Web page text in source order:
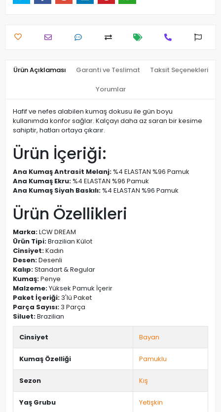
Ürün Açıklaması Garanti ve Teslimat Taksit Seçenekleri
Yorumlar
Hafif ve nefes alabilen kumaş dokusu ile gün boyu
kullanımda konfor sağlar. Kalçayı daha az saran bir kesime
sahiptir, hatları ortaya çıkarır.
Ürün İçeriği:
Ana Kumaş Antrasit Melanj: %4 ELASTAN %96 Pamuk
Ana Kumaş Ekru: %4 ELASTAN %96 Pamuk
Ana Kumaş Siyah Baskılı: %4 ELASTAN %96 Pamuk
Ürün Özellikleri
Marka:LCW DREAM
Ürün Tipi:Brazilian Külot
Cinsiyet:Kadın
Desen:Desenli
Kalıp:Standart & Regular
Kumaş:Penye
Malzeme:Yüksek Pamuk İçerir
Paket İçeriği:3'lü Paket
Parça Sayısı:3 Parça
Siluet:Brazilian
Cinsiyet Bayan
Kumaş Özelliği Pamuklu
Sezon Kış
Yaş Grubu Yetişkin